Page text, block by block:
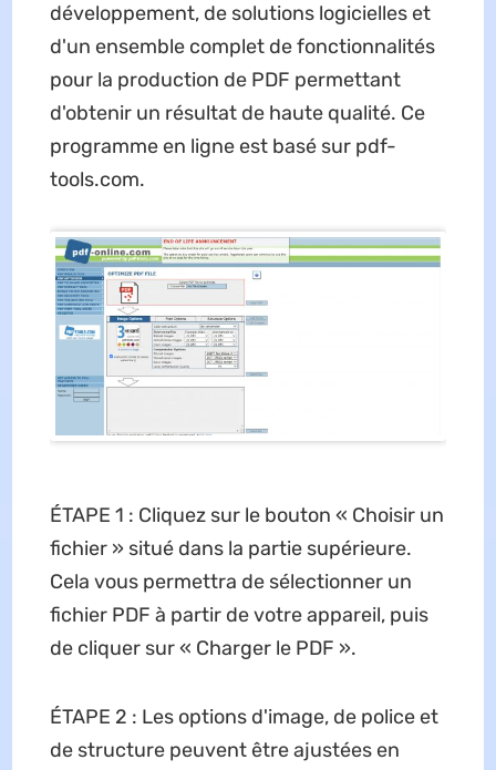
développement, de solutions logicielles et
d'un ensemble complet de fonctionnalités
pour la production de PDF permettant
d'obtenir un résultat de haute qualité. Ce
programme en ligne est basé sur pdf-
tools.com.
ÉTAPE 1 : Cliquez sur le bouton « Choisir un
fichier » situé dans la partie supérieure.
Cela vous permettra de sélectionner un
fichier PDF à partir de votre appareil, puis
de cliquer sur « Charger le PDF ».
ÉTAPE 2 : Les options d'image, de police et
de structure peuvent être ajustées en